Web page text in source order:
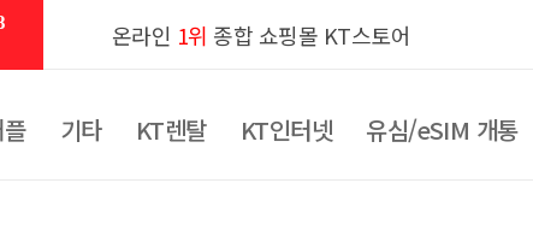
온라인 1위 종합 쇼핑몰 KT스토어
기타 KT렌탈 KT인터넷 유심/eSIM 개통